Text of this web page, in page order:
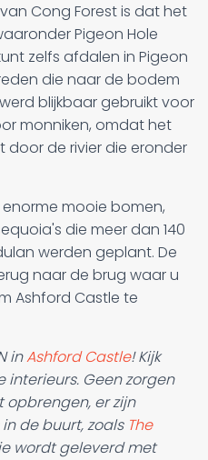
Cong Forest is dat het
Pigeon Hole
zelfs afdalen in Pigeon
die naar de bodem
blijkbaar gebruikt voor
monniken, omdat het
door de rivier die eronder
mooie bomen,
die meer dan 140
werden geplant. De
naar de brug waar u
Ashford Castle te
inAshford Castle! Kijk
Geen zorgen
er zijn
de buurt, zoals The
wordt geleverd met